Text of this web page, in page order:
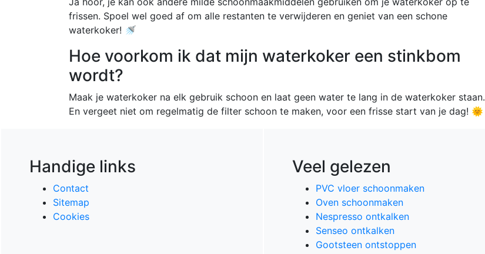
frissen. Spoel wel goed af om alle restanten te verwijderen en geniet van een schone
waterkoker! 🚿
Hoe voorkom ik dat mijn waterkoker een stinkbom
wordt?
Maak je waterkoker na elk gebruik schoon en laat geen water te lang in de waterkoker staan.
En vergeet niet om regelmatig de filter schoon te maken, voor een frisse start van je dag! 🌞
Handige links
Contact
Sitemap
Cookies
Veel gelezen
PVC vloer schoonmaken
Oven schoonmaken
Nespresso ontkalken
Senseo ontkalken
Gootsteen ontstoppen